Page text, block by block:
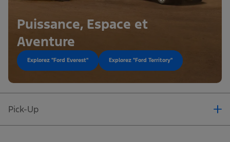
Puissance, Espace et
Aventure
Explorez "Ford Everest" Explorez "Ford Territory"
Pick-Up
Puissance, Espace et
Aventure
Explorez "Ford Everest" Explorez "Ford Territory"